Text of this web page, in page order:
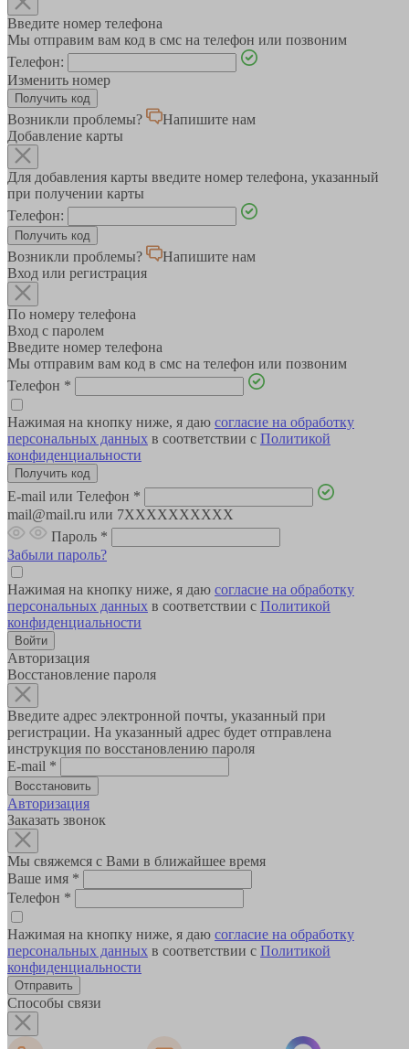
Введите номер телефона
Мы отправим вам код в смс на телефон или позвоним
Телефон:
Изменить номер
Возникли проблемы?
Напишите нам
Добавление карты
Для добавления карты введите номер телефона, указанный
при получении карты
Телефон:
Возникли проблемы?
Напишите нам
Вход или регистрация
По номеру телефона
Вход с паролем
Введите номер телефона
Мы отправим вам код в смс на телефон или позвоним
Телефон *
Нажимая на кнопку ниже, я даю согласие на обработку
персональных данных в соответствии с Политикой
конфиденциальности
E-mail или Телефон *
mail@mail.ru или 7XXXXXXXXXX
Пароль *
Забыли пароль?
Нажимая на кнопку ниже, я даю согласие на обработку
персональных данных в соответствии с Политикой
конфиденциальности
Авторизация
Восстановление пароля
Введите адрес электронной почты, указанный при
регистрации. На указанный адрес будет отправлена
инструкция по восстановлению пароля
E-mail *
Авторизация
Заказать звонок
Мы свяжемся с Вами в ближайшее время
Ваше имя *
Телефон *
Нажимая на кнопку ниже, я даю согласие на обработку
персональных данных в соответствии с Политикой
конфиденциальности
Способы связи